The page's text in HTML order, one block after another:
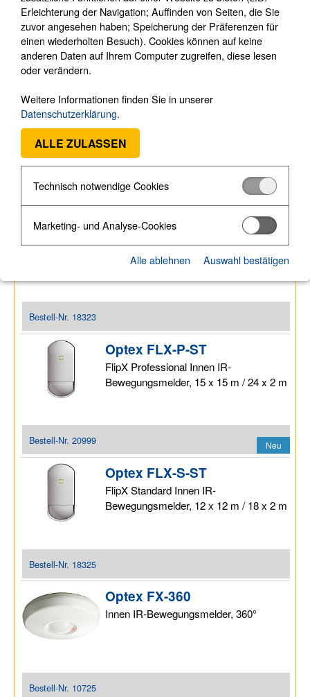
UR Fog Nebelsysteme►
Union Smoke Rauchsysteme (3)
Verdrahtete Komponenten►
Autarke Komm.-Systeme (8)
Bodycams►
Medientechnik►
Sprechanlagen ►
Zutrittskontrolle►
Schließsysteme
Optex FLX-A-AM
FlipX Advanced Innen IR-
Bewegungsmelder, 15 x 15 m / 24 x 2
Bestell-Nr. 18323
Neu
Optex FLX-P-ST
FlipX Professional Innen IR-
Bewegungsmelder, 15 x 15 m / 24 x 2 m
Bestell-Nr.20999
Optex FLX-S-ST
FlipX Standard Innen IR-
Bewegungsmelder, 12 x 12 m / 18 x 2 m
Bestell-Nr. 18325
Optex FX-360
Innen IR-Bewegungsmelder, 360°
Bestell-Nr. 10725
Erleichterung der Navigation; Auffinden von Seiten, die Sie
zuvor angesehen haben; Speicherung der Präferenzen für
einen wiederholten Besuch). Cookies können auf keine
anderen Daten auf Ihrem Computer zugreifen, diese lesen
oder verändern.
Weitere Informationen finden Sie in unserer
Datenschutzerklärung.
ALLE ZULASSEN
Technisch notwendige Cookies
Marketing- und Analyse-Cookies
Alle ablehnen Auswahl bestätigen